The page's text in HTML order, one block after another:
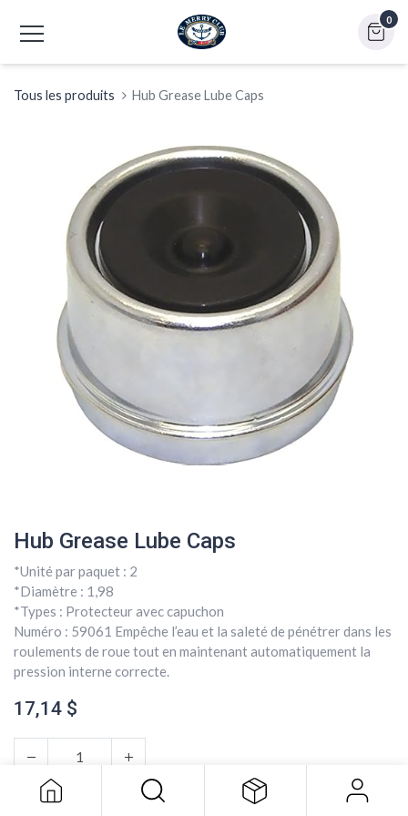
0
Tous les produits Hub Grease Lube Caps
Hub Grease Lube Caps
*Unité par paquet : 2
*Diamètre : 1,98
*Types : Protecteur avec capuchon
Numéro : 59061 Empêche l’eau et la saleté de pénétrer dans les
roulements de roue tout en maintenant automatiquement la
pression interne correcte.
17,14 $
17,14$